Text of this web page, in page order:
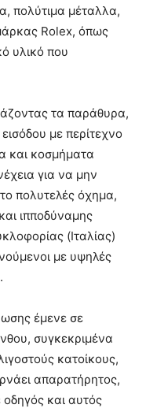
πολύτιμα μέταλλα,
Rolex, όπως
υλικό που
τα παράθυρα,
με περίτεχνο
και κοσμήματα
για να μην
πολυτελές όχημα,
ιπποδύναμης
(Ιταλίας)
με υψηλές
έμενε σε
συγκεκριμένα
κατοίκους,
απαρατήρητος,
και αυτός